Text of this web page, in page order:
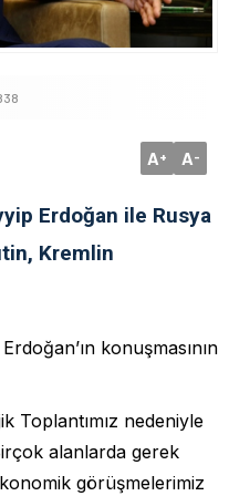
A+ A-
Erdoğan ile Rusya
Kremlin
konuşmasının
Toplantımız nedeniyle
alanlarda gerek
görüşmelerimiz